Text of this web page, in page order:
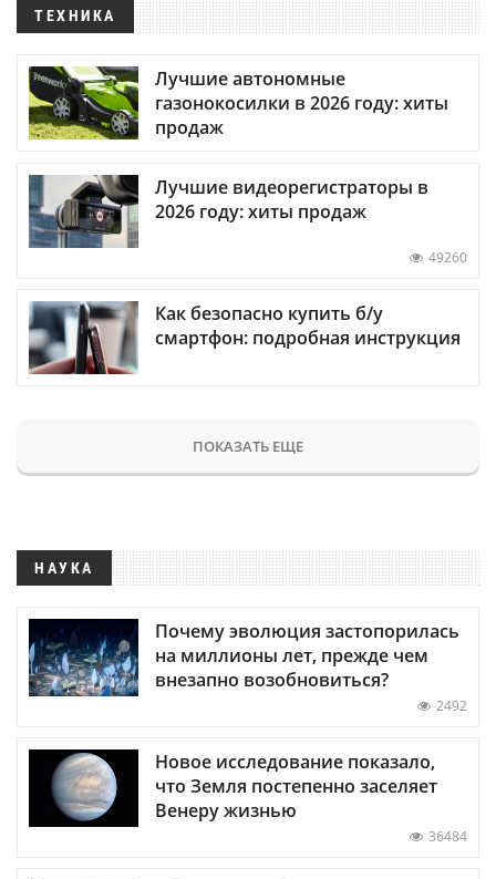
ТЕХНИКА
Лучшие автономные
газонокосилки в 2026 году: хиты
продаж
Лучшие видеорегистраторы в
2026 году: хиты продаж
49260
Как безопасно купить б/у
смартфон: подробная инструкция
ПОКАЗАТЬ ЕЩЕ
НАУКА
Почему эволюция застопорилась
на миллионы лет, прежде чем
внезапно возобновиться?
2492
Новое исследование показало,
что Земля постепенно заселяет
Венеру жизнью
36484